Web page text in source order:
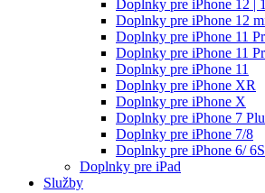
Doplnky pre iPhone 12 |
Doplnky pre iPhone 12
Doplnky pre iPhone 11
Doplnky pre iPhone 11
Doplnky pre iPhone 11
Doplnky pre iPhone XR
Doplnky pre iPhone X
Doplnky pre iPhone 7
Doplnky pre iPhone 7/8
Doplnky pre iPhone 6/ 6S
Doplnky pre iPad
Služby